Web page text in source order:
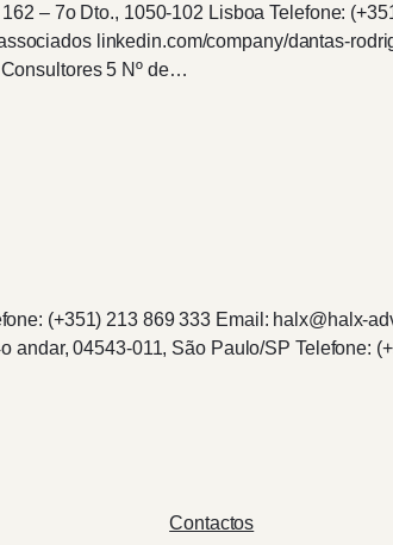
– 7o Dto., 1050-102 Lisboa Telefone:
linkedin.com/company/dantas-
5 Nº de…
(+351) 213 869 333 Email: halx@halx-
andar, 04543-011, São Paulo/SP
Contactos